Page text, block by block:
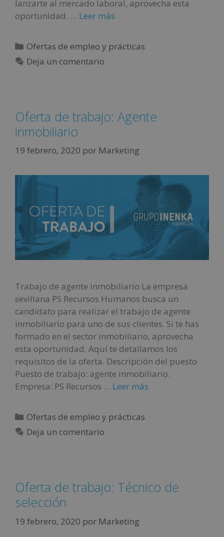
lanzarte al mercado laboral, aprovecha esta
oportunidad. … Leer más
Ofertas de empleo y prácticas
Deja un comentario
Oferta de trabajo: Agente
inmobiliario
19 febrero, 2020 por Marketing
Trabajo de agente inmobiliario La empresa
sevillana PS Recursos Humanos busca un
candidato para realizar el trabajo de agente
inmobiliario para uno de sus clientes. Si te has
formado en el sector inmobiliario, aprovecha
esta oportunidad. Aquí te detallamos los
requisitos de la oferta. Descripción del puesto
Puesto de trabajo: agente inmobiliario.
Empresa: PS Recursos … Leer más
Ofertas de empleo y prácticas
Deja un comentario
Oferta de trabajo: Técnico de
selección
19 febrero, 2020 por Marketing